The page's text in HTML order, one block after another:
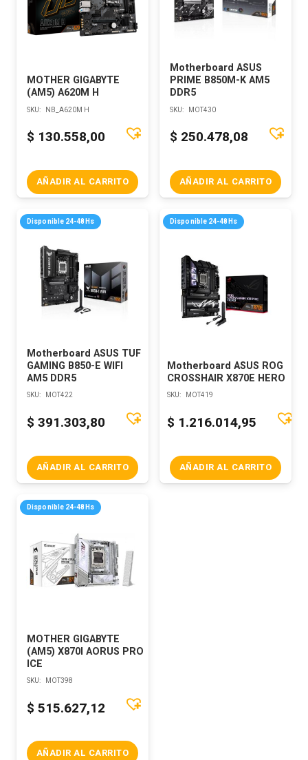
MOTHER GIGABYTE
(AM5) A620M H
SKU: NB_A620M H
$ 130.558,00
AÑADIR AL CARRITO
Motherboard ASUS
PRIME B850M-K AM5
DDR5
SKU: MOT430
$ 250.478,08
AÑADIR AL CARRITO
Disponible 24-48Hs
Motherboard ASUS TUF
GAMING B850-E WIFI
AM5 DDR5
SKU: MOT422
$ 391.303,80
AÑADIR AL CARRITO
Disponible 24-48Hs
Motherboard ASUS ROG
CROSSHAIR X870E HERO
SKU: MOT419
$ 1.216.014,95
AÑADIR AL CARRITO
Disponible 24-48Hs
MOTHER GIGABYTE
(AM5) X870I AORUS PRO
ICE
SKU: MOT398
$ 515.627,12
AÑADIR AL CARRITO